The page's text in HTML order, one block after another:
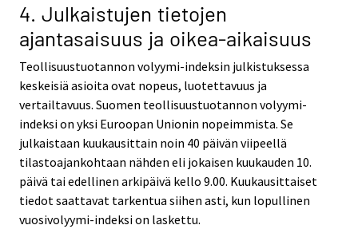
4. Julkaistujen tietojen
ajantasaisuus ja oikea-aikaisuus
Teollisuustuotannon volyymi-indeksin julkistuksessa
keskeisiä asioita ovat nopeus, luotettavuus ja
vertailtavuus. Suomen teollisuustuotannon volyymi-
indeksi on yksi Euroopan Unionin nopeimmista. Se
julkaistaan kuukausittain noin 40 päivän viipeellä
tilastoajankohtaan nähden eli jokaisen kuukauden 10.
päivä tai edellinen arkipäivä kello 9.00. Kuukausittaiset
tiedot saattavat tarkentua siihen asti, kun lopullinen
vuosivolyymi-indeksi on laskettu.